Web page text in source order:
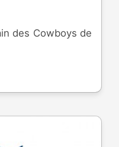
des Cowboys de